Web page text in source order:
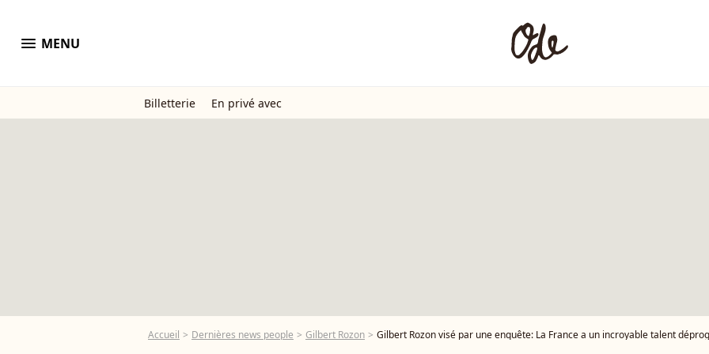
menu MENU
Billetterie En privé avec
Accueil Dernières news people Gilbert Rozon Gilbert Rozon visé par une enquête: La France a un incroyable talent